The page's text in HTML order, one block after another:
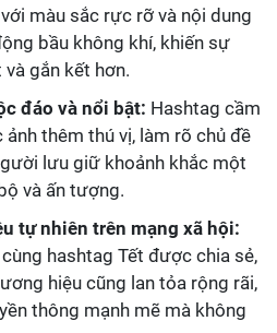
màu sắc rực rỡ và nội dung
bầu không khí, khiến sự
gắn kết hơn.
đáo và nổi bật: Hashtag cầm
thêm thú vị, làm rõ chủ đề
lưu giữ khoảnh khắc một
và ấn tượng.
tự nhiên trên mạng xã hội:
hashtag Tết được chia sẻ,
hiệu cũng lan tỏa rộng rãi,
thông mạnh mẽ mà không